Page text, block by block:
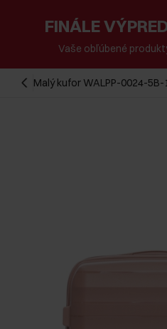
FINÁLE
Vaše obľúbené
Malý kufor WALPP-0024-5B-